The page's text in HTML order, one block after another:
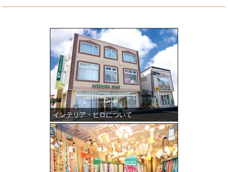
インテリア・ヒロについて